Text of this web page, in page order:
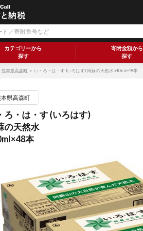
カテゴリーから
探す
寄附金額から
探す
熊本県高森町 ＞ い・ろ・は・す (いろはす) 阿蘇の天然水540ml×48本
県高森町
ろ・は・す (いろはす)
の天然水
本